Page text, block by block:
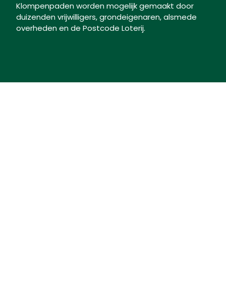
Klompenpaden worden mogelijk gemaakt door
duizenden vrijwilligers, grondeigenaren, alsmede
overheden en de Postcode Loterij.